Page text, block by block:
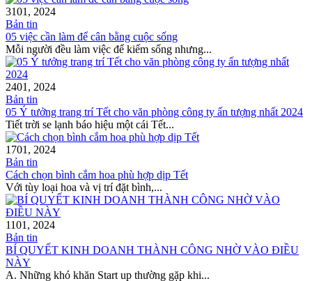
3101, 2024
Bản tin
05 việc cần làm để cân bằng cuộc sống
Mỗi người đều làm việc để kiếm sống nhưng...
2401, 2024
Bản tin
05 Ý tưởng trang trí Tết cho văn phòng công ty ấn tượng nhất 2024
Tiết trời se lạnh báo hiệu một cái Tết...
1701, 2024
Bản tin
Cách chọn bình cắm hoa phù hợp dịp Tết
Với tùy loại hoa và vị trí đặt bình,...
1101, 2024
Bản tin
BÍ QUYẾT KINH DOANH THÀNH CÔNG NHỜ VÀO ĐIỀU
NÀY
A. Những khó khăn Start up thường gặp khi...